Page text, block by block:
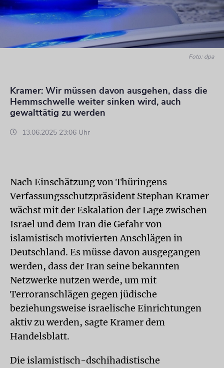
Foto: dpa
Kramer: Wir müssen davon ausgehen, dass die
Hemmschwelle weiter sinken wird, auch
gewalttätig zu werden
13.06.2025 23:06 Uhr
Nach Einschätzung von Thüringens
Verfassungsschutzpräsident Stephan Kramer
wächst mit der Eskalation der Lage zwischen
Israel und dem Iran die Gefahr von
islamistisch motivierten Anschlägen in
Deutschland. Es müsse davon ausgegangen
werden, dass der Iran seine bekannten
Netzwerke nutzen werde, um mit
Terroranschlägen gegen jüdische
beziehungsweise israelische Einrichtungen
aktiv zu werden, sagte Kramer dem
Handelsblatt.
Die islamistisch-dschihadistische